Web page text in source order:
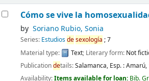
Cómo se vive la
by Soriano Rubio, Sonia
Series: Estudiosdesexología ; 7
Material type:
Text; Literary form: Not
Publicationdetails:Salamanca, Esp. :Amarú,
Availability:Items available for loan: Bib.